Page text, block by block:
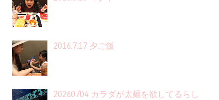
2016.7.17 夕ご飯
20260704 カラダが太麺を欲してるらし